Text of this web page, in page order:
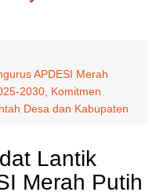
APDESI Merah
2030, Komitmen
Desa dan Kabupaten
Lantik
Merah Putih